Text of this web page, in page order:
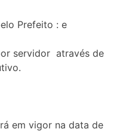
Prefeito : e
servidor através de
em vigor na data de